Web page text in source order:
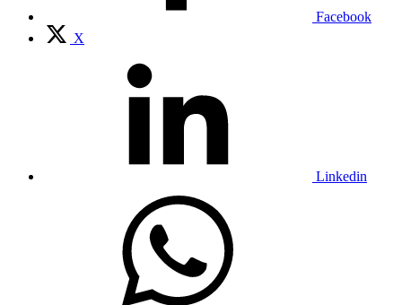
Facebook
X
Linkedin